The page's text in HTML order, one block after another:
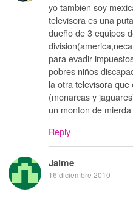
yo tambien soy
televisora es una
dueño de 3 equipos
para evadir
pobres niños
la otra televisora
(monarcas y
un monton de
Reply
Jaime
16 diciembre 2010